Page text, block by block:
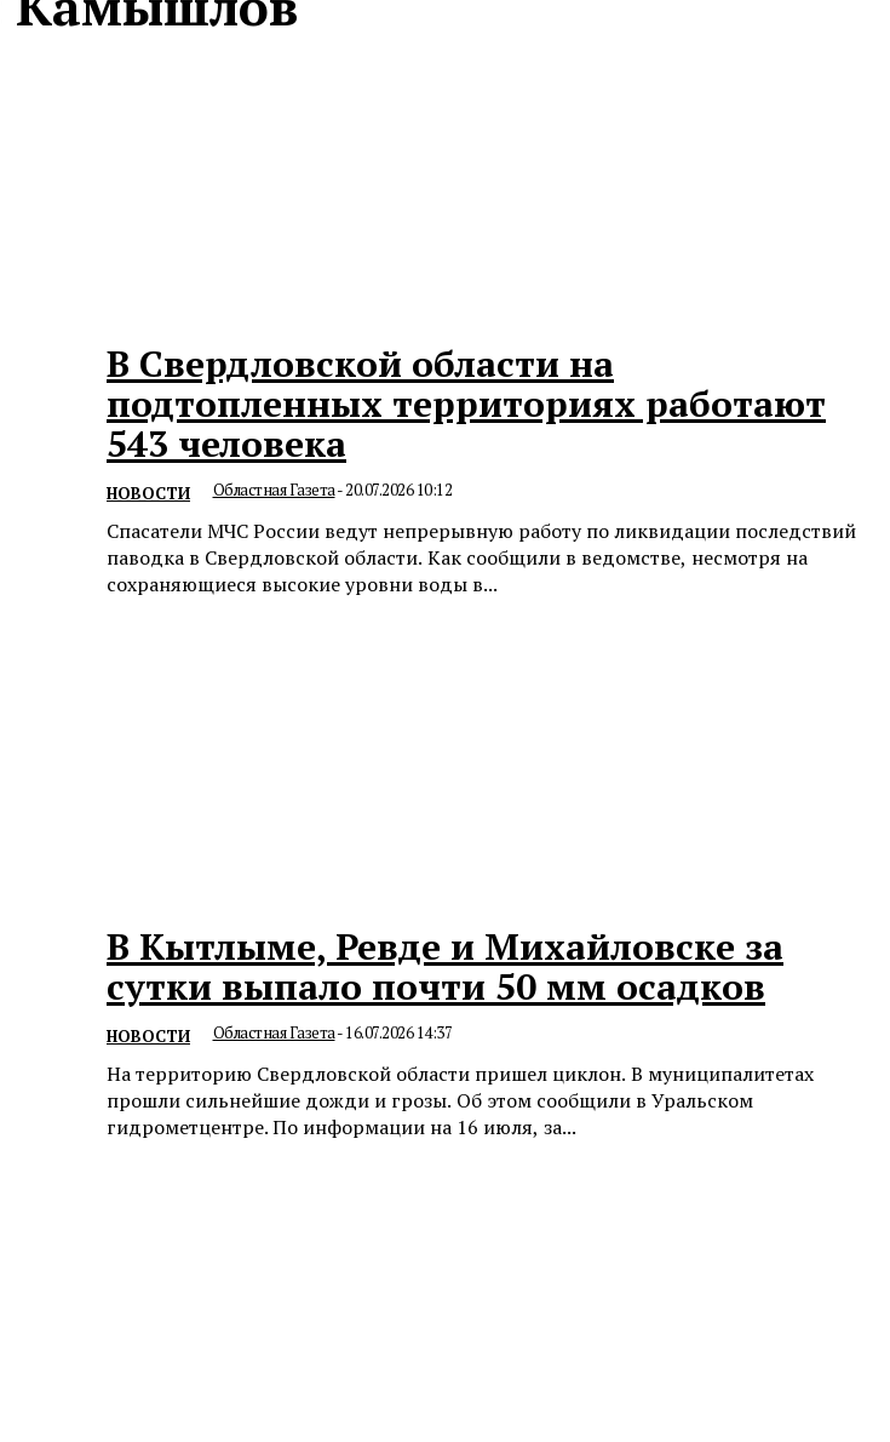
В Свердловской области на
подтопленных территориях работают
543 человека
НОВОСТИ Областная Газета-20.07.2026 10:12
Спасатели МЧС России ведут непрерывную работу по ликвидации последствий
паводка в Свердловской области. Как сообщили в ведомстве, несмотря на
сохраняющиеся высокие уровни воды в...
В Кытлыме, Ревде и Михайловске за
сутки выпало почти 50 мм осадков
НОВОСТИ Областная Газета-16.07.2026 14:37
На территорию Свердловской области пришел циклон. В муниципалитетах
прошли сильнейшие дожди и грозы. Об этом сообщили в Уральском
гидрометцентре. По информации на 16 июля, за...